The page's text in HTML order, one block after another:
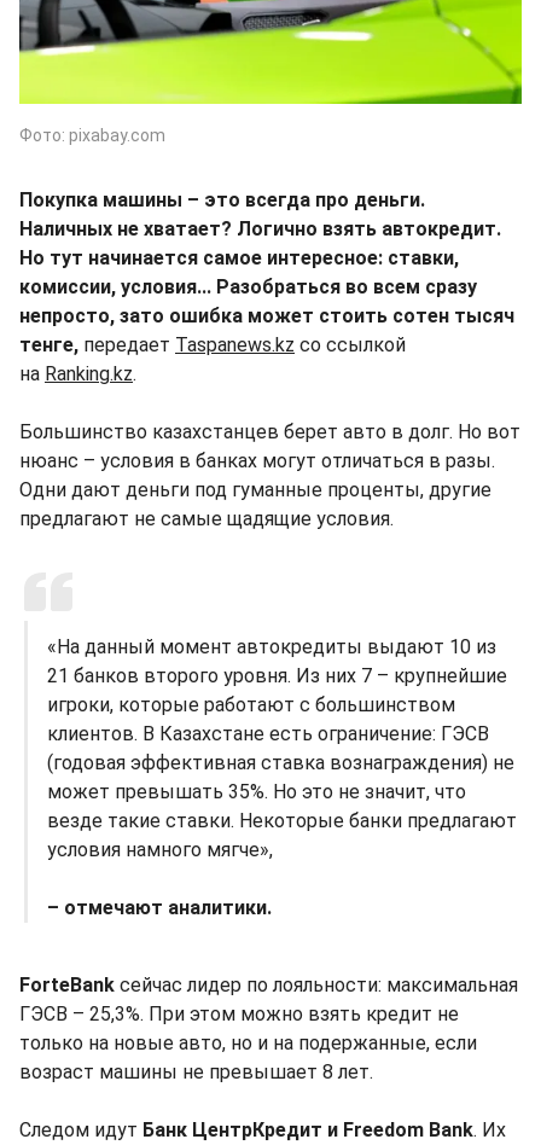
Фото: pixabay.com
Покупка машины – это всегда про деньги.
Наличных не хватает? Логично взять автокредит.
Но тут начинается самое интересное: ставки,
комиссии, условия... Разобраться во всем сразу
непросто, зато ошибка может стоить сотен тысяч
тенге, передает Taspanews.kz со ссылкой
на Ranking.kz.
Большинство казахстанцев берет авто в долг. Но вот
нюанс – условия в банках могут отличаться в разы.
Одни дают деньги под гуманные проценты, другие
предлагают не самые щадящие условия.
«На данный момент автокредиты выдают 10 из
21 банков второго уровня. Из них 7 – крупнейшие
игроки, которые работают с большинством
клиентов. В Казахстане есть ограничение: ГЭСВ
(годовая эффективная ставка вознаграждения) не
может превышать 35%. Но это не значит, что
везде такие ставки. Некоторые банки предлагают
условия намного мягче»,
– отмечают аналитики.
ForteBank сейчас лидер по лояльности: максимальная
ГЭСВ – 25,3%. При этом можно взять кредит не
только на новые авто, но и на подержанные, если
возраст машины не превышает 8 лет.
Следом идут Банк ЦентрКредит и Freedom Bank. Их